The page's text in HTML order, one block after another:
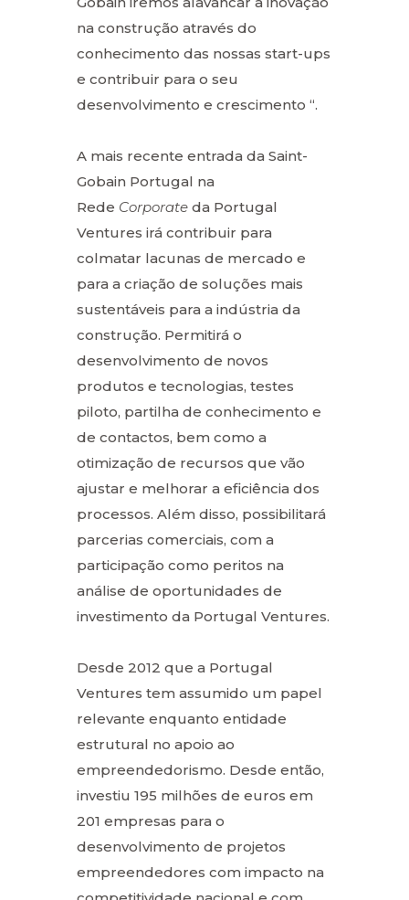
na construção através do
conhecimento das nossas start-ups
e contribuir para o seu
desenvolvimento e crescimento “.
A mais recente entrada da Saint-
Gobain Portugal na
Rede Corporate da Portugal
Ventures irá contribuir para
colmatar lacunas de mercado e
para a criação de soluções mais
sustentáveis para a indústria da
construção. Permitirá o
desenvolvimento de novos
produtos e tecnologias, testes
piloto, partilha de conhecimento e
de contactos, bem como a
otimização de recursos que vão
ajustar e melhorar a eficiência dos
processos. Além disso, possibilitará
parcerias comerciais, com a
participação como peritos na
análise de oportunidades de
investimento da Portugal Ventures.
Desde 2012 que a Portugal
Ventures tem assumido um papel
relevante enquanto entidade
estrutural no apoio ao
empreendedorismo. Desde então,
investiu 195 milhões de euros em
201 empresas para o
desenvolvimento de projetos
empreendedores com impacto na